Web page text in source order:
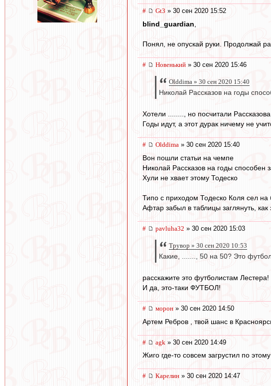
# Gt3 » 30 сен 2020 15:52
blind_guardian
Понял, не опускай руки. Продолжай
# Новенький » 30 сен 2020 15:46
Olddima » 30 сен 2020 15:40
Николай Рассказов на годы
Хотели ........, но посчитали Рассказова
Годы идут, а этот дурак ничему не
# Olddima » 30 сен 2020 15:40
Вон пошли статьи на чемпе
Николай Рассказов на годы способен
Хули не хвает этому Тодеско
Типо с приходом Тодеско Коля сел на
Афтар забыл в таблицы заглянуть, как
# pavluha32 » 30 сен 2020 15:03
Трувор » 30 сен 2020 10:53
Какие, ......., 50 на 50? Это
расскажите это футболистам Лестера!
И да, это-таки ФУТБОЛ!
# морон » 30 сен 2020 14:50
Артем Ребров , твой шанс в
# agk » 30 сен 2020 14:49
Жиго где-то совсем загрустил по
# Карелин » 30 сен 2020 14:47